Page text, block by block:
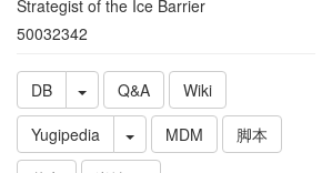
Strategist of the Ice Barrier
50032342
DB Q&A
Wiki
Yugipedia
MDM
脚本